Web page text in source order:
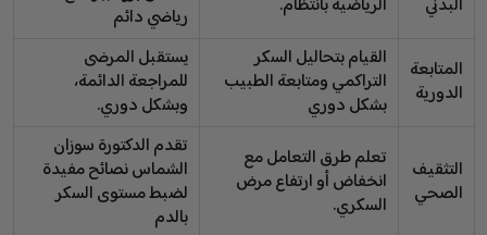
البدني
الرياضية بانتظام.
رياضي دائم
المتابعة
الدورية
القيام بتحاليل السكر
التراكمي ومتابعة الطبيب
بشكل دوري
يستقبل المرضى
للمراجعة الدائمة،
وبشكل دوري.
التثقيف
الصحي
تعلم طرق التعامل مع
انخفاض أو ارتفاع مرض
السكري.
تقدم الدكتورة سوزان
الشماس نصائح مفيدة
لضبط مستوى السكر
بالدم